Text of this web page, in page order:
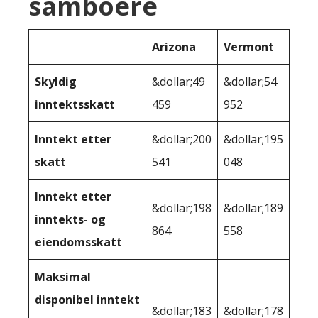
Arizona Vermont
Skyldig
inntektsskatt
&dollar;49
459
&dollar;54
952
Inntekt etter
skatt
&dollar;200
541
&dollar;195
048
Inntekt etter
inntekts- og
eiendomsskatt
&dollar;198
864
&dollar;189
558
Maksimal
disponibel inntekt
&dollar;183 &dollar;178